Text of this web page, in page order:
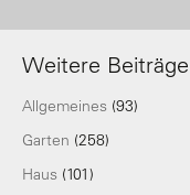
Weitere
Allgemeines (93)
Garten (258)
Haus (101)